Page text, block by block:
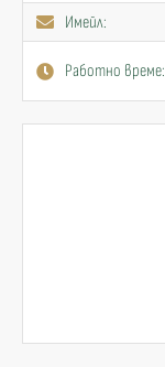
Имейл:
Работно време: